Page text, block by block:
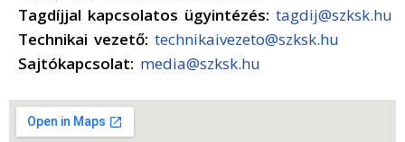
Tagdíjjal kapcsolatos ügyintézés: tagdij@szksk.hu
Technikai vezető: technikaivezeto@szksk.hu
Sajtókapcsolat: media@szksk.hu